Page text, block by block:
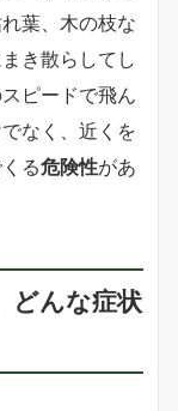
葉、木の枝な
き散らしてし
ピードで飛ん
なく、近くを
る危険性があ
どんな症状